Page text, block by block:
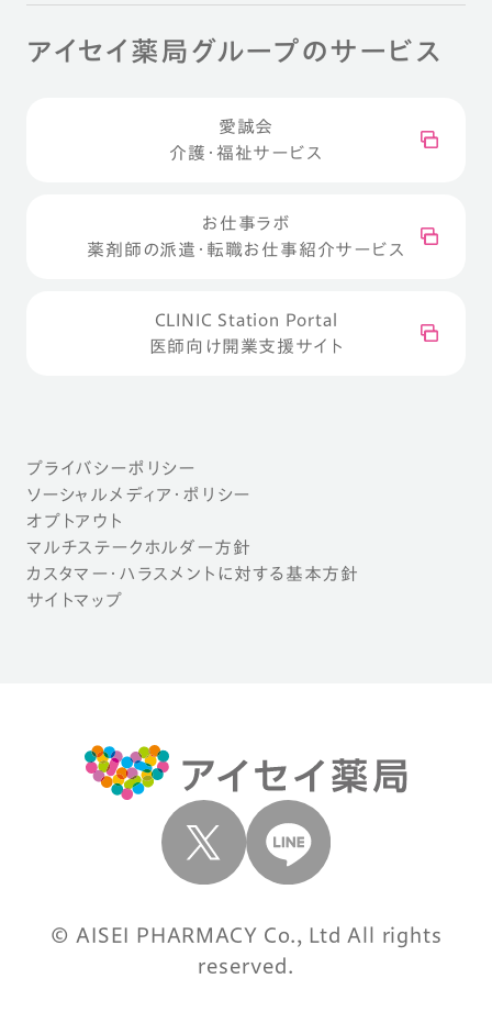
アイセイ薬局グループのサービス
愛誠会
介護・福祉サービス
お仕事ラボ
薬剤師の派遣・転職お仕事紹介サービス
CLINIC Station Portal
医師向け開業支援サイト
プライバシーポリシー
ソーシャルメディア・ポリシー
オプトアウト
マルチステークホルダー方針
カスタマー・ハラスメントに対する基本方針
サイトマップ
© AISEI PHARMACY Co., Ltd All rights
reserved.